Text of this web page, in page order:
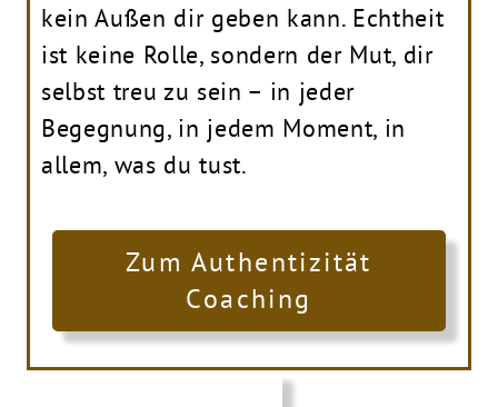
kein Außen dir geben kann. Echtheit
ist keine Rolle, sondern der Mut, dir
selbst treu zu sein – in jeder
Begegnung, in jedem Moment, in
allem, was du tust.
Zum Authentizität
Coaching